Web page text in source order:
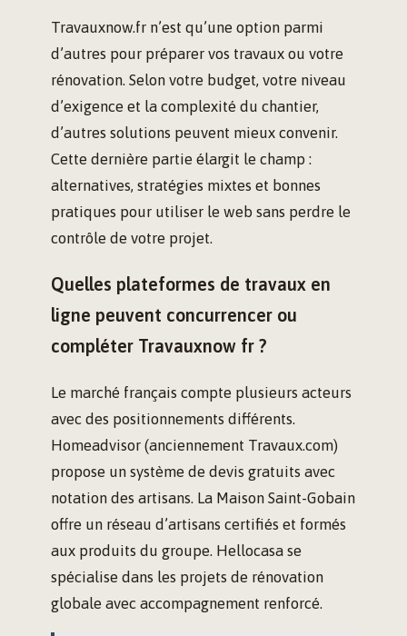
Travauxnow.fr n’est qu’une option parmi
d’autres pour préparer vos travaux ou votre
rénovation. Selon votre budget, votre niveau
d’exigence et la complexité du chantier,
d’autres solutions peuvent mieux convenir.
Cette dernière partie élargit le champ :
alternatives, stratégies mixtes et bonnes
pratiques pour utiliser le web sans perdre le
contrôle de votre projet.
Quelles plateformes de travaux en
ligne peuvent concurrencer ou
compléter Travauxnow fr ?
Le marché français compte plusieurs acteurs
avec des positionnements différents.
Homeadvisor (anciennement Travaux.com)
propose un système de devis gratuits avec
notation des artisans. La Maison Saint-Gobain
offre un réseau d’artisans certifiés et formés
aux produits du groupe. Hellocasa se
spécialise dans les projets de rénovation
globale avec accompagnement renforcé.